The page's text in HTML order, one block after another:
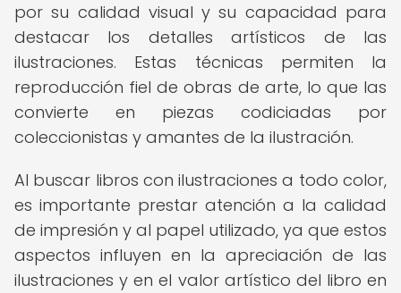
por su calidad visual y su capacidad para
destacar los detalles artísticos de las
ilustraciones. Estas técnicas permiten la
reproducción fiel de obras de arte, lo que las
convierte en piezas codiciadas por
coleccionistas y amantes de la ilustración.
Al buscar libros con ilustraciones a todo color,
es importante prestar atención a la calidad
de impresión y al papel utilizado, ya que estos
aspectos influyen en la apreciación de las
ilustraciones y en el valor artístico del libro en